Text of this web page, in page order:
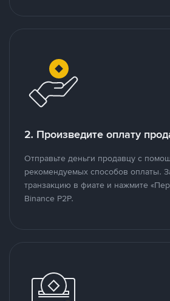
2. Произведите оплату
Отправьте деньги продавцу с
рекомендуемых способов оплаты.
транзакцию в фиате и нажмите
Binance P2P.